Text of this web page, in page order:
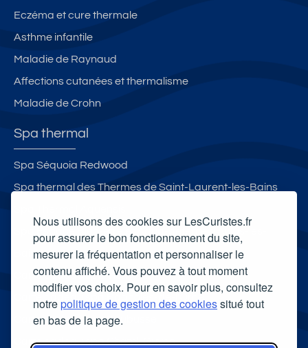
Nous utilisons des cookies sur LesCuristes.fr
pour assurer le bon fonctionnement du site,
mesurer la fréquentation et personnaliser le
contenu affiché. Vous pouvez à tout moment
modifier vos choix. Pour en savoir plus, consultez
notrepolitique de gestion des cookiessitué tout
en bas de la page.
Eczéma et cure thermale
Asthme infantile
Maladie de Raynaud
Affections cutanées et thermalisme
Maladie de Crohn
Spa thermal
Spa Séquoia Redwood
Spa thermal des Thermes de Saint-Laurent-les-Bains
Spa Espace Bien-être et Aqua-détente d'Aulus-les-
Bains
Carte cadeau spa Vichy
Carte cadeau spa Bagnoles-de-l'Orne
Carte cadeau spa Saubusse
Carte cadeau spa Châtel-Guyon